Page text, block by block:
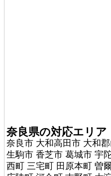
奈良県の対応エリア
奈良市 大和高田市 大和
生駒市 香芝市 葛城市 宇
西町 三宅町 田原本町 曽